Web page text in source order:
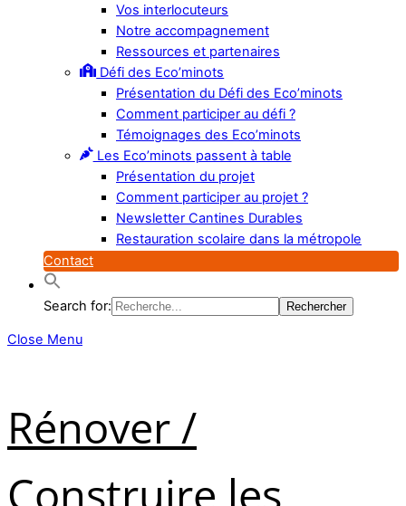
Vos interlocuteurs
Notre accompagnement
Ressources et partenaires
Défi des Eco’minots
Présentation du Défi des Eco’minots
Comment participer au défi ?
Témoignages des Eco’minots
Les Eco’minots passent à table
Présentation du projet
Comment participer au projet ?
Newsletter Cantines Durables
Restauration scolaire dans la métropole
Contact
Search for:
Close Menu
Rénover /
Construire les